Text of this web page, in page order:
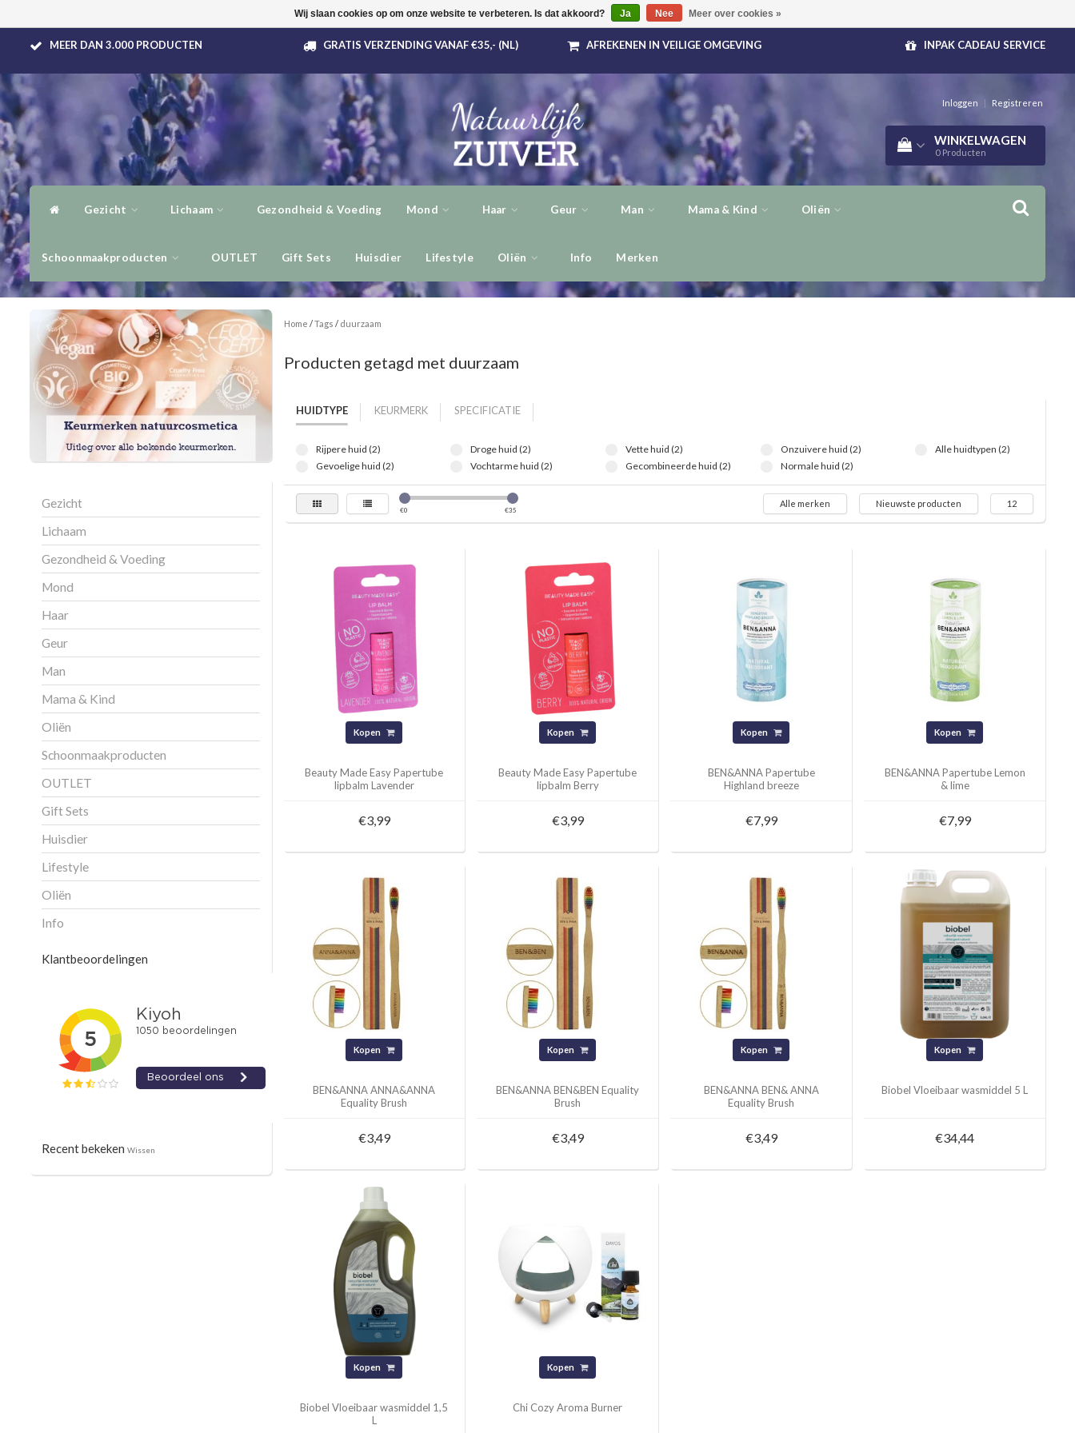
MEER DAN 3.000 PRODUCTEN GRATIS VERZENDING VANAF €35,- (NL) AFREKENEN IN VEILIGE OMGEVING INPAK CADEAU SERVICE
Inloggen | Registreren
WINKELWAGEN
0 Producten
Gezicht Lichaam Gezondheid & Voeding Mond Haar Geur Man Mama & Kind Oliën
Schoonmaakproducten OUTLET Gift Sets Huisdier Lifestyle Oliën Info Merken
Gezicht
Lichaam
Gezondheid & Voeding
Mond
Haar
Geur
Man
Mama & Kind
Oliën
Schoonmaakproducten
OUTLET
Gift Sets
Huisdier
Lifestyle
Oliën
Info
Klantbeoordelingen
Recent bekeken Wissen
Home /Tags / duurzaam
Producten getagd met duurzaam
HUIDTYPE KEURMERK SPECIFICATIE
Rijpere huid (2)
Gevoelige huid (2)
Droge huid (2)
Vochtarme huid (2)
Vette huid (2)
Gecombineerde huid (2)
Onzuivere huid (2)
Normale huid (2)
Alle huidtypen (2)
€0 €35
Alle merken Nieuwste producten 12
Kopen
Beauty Made Easy Papertube
lipbalm Lavender
€3,99
Kopen
Beauty Made Easy Papertube
lipbalm Berry
€3,99
Kopen
BEN&ANNA Papertube
Highland breeze
€7,99
Kopen
BEN&ANNA Papertube Lemon
& lime
€7,99
Kopen
BEN&ANNA ANNA&ANNA
Equality Brush
€3,49
Kopen
BEN&ANNA BEN&BEN Equality
Brush
€3,49
Kopen
BEN&ANNA BEN& ANNA
Equality Brush
€3,49
Kopen
Biobel Vloeibaar wasmiddel 5 L
€34,44
Kopen
Biobel Vloeibaar wasmiddel 1,5
L
Kopen
Chi Cozy Aroma Burner
Wij slaan cookies op om onze website te verbeteren. Is dat akkoord? Ja Nee Meer over cookies »